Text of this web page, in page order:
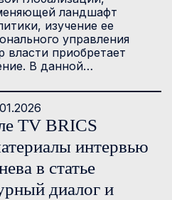
ландшафт
изучение ее
управления
власти приобретает
В данной…
TV BRICS
интервью
в статье
диалог и